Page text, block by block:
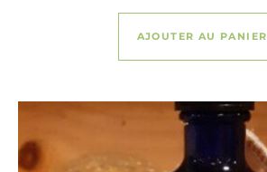
AJOUTER AU PANIER